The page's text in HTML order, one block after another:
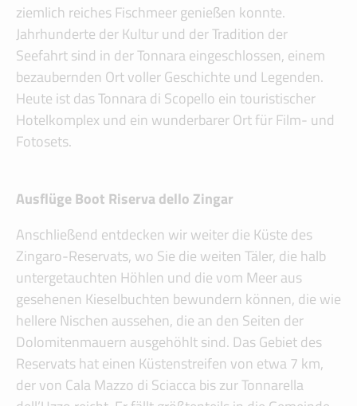
ziemlich reiches Fischmeer genießen konnte.
Jahrhunderte der Kultur und der Tradition der
Seefahrt sind in der Tonnara eingeschlossen, einem
bezaubernden Ort voller Geschichte und Legenden.
Heute ist das Tonnara di Scopello ein touristischer
Hotelkomplex und ein wunderbarer Ort für Film- und
Fotosets.
Ausflüge Boot Riserva dello Zingar
Anschließend entdecken wir weiter die Küste des
Zingaro-Reservats, wo Sie die weiten Täler, die halb
untergetauchten Höhlen und die vom Meer aus
gesehenen Kieselbuchten bewundern können, die wie
hellere Nischen aussehen, die an den Seiten der
Dolomitenmauern ausgehöhlt sind. Das Gebiet des
Reservats hat einen Küstenstreifen von etwa 7 km,
der von Cala Mazzo di Sciacca bis zur Tonnarella